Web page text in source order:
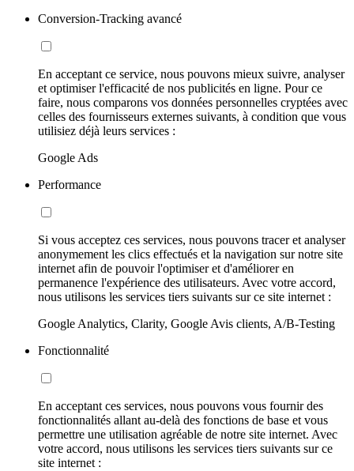
Conversion-Tracking avancé
En acceptant ce service, nous pouvons mieux suivre, analyser
et optimiser l'efficacité de nos publicités en ligne. Pour ce
faire, nous comparons vos données personnelles cryptées avec
celles des fournisseurs externes suivants, à condition que vous
utilisiez déjà leurs services :
Google Ads
Performance
Si vous acceptez ces services, nous pouvons tracer et analyser
anonymement les clics effectués et la navigation sur notre site
internet afin de pouvoir l'optimiser et d'améliorer en
permanence l'expérience des utilisateurs. Avec votre accord,
nous utilisons les services tiers suivants sur ce site internet :
Google Analytics, Clarity, Google Avis clients, A/B-Testing
Fonctionnalité
En acceptant ces services, nous pouvons vous fournir des
fonctionnalités allant au-delà des fonctions de base et vous
permettre une utilisation agréable de notre site internet. Avec
votre accord, nous utilisons les services tiers suivants sur ce
site internet :